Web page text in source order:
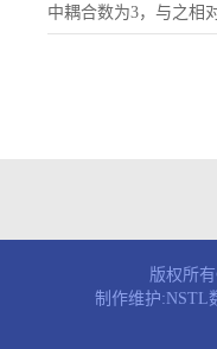
中耦合数为3，与之相
版权所
制作维护:NSTL